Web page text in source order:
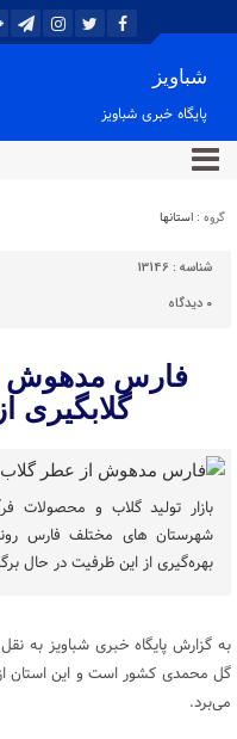
شباویز
پایگاه خبری شباویز
گروه : استانها
شناسه : 13146
۰ دیدگاه
فارس مدهوش
گلابگیری
بازار تولید گلاب و
شهرستان های مختلف فارس
بهره‌گیری از این ظرفیت در حال
به گزارش پایگاه خبری شباویز به
گل محمدی کشور است و این استان از
می‌برد.